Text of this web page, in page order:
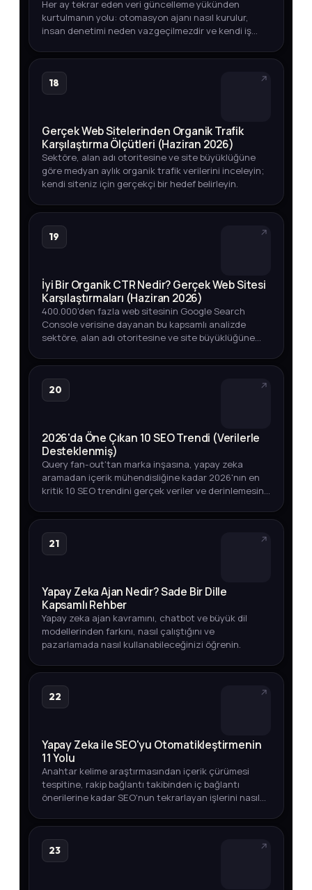
Her ay tekrar eden veri güncelleme yükünden
kurtulmanın yolu: otomasyon ajanı nasıl kurulur,
insan denetimi neden vazgeçilmezdir ve kendi iş
18
Gerçek Web Sitelerinden Organik Trafik
Karşılaştırma Ölçütleri (Haziran 2026)
Sektöre, alan adı otoritesine ve site büyüklüğüne
göre medyan aylık organik trafik verilerini inceleyin;
kendi siteniz için gerçekçi bir hedef belirleyin.
19
İyi Bir Organik CTR Nedir? Gerçek Web Sitesi
Karşılaştırmaları (Haziran 2026)
400.000'den fazla web sitesinin Google Search
Console verisine dayanan bu kapsamlı analizde
sektöre, alan adı otoritesine ve site büyüklüğüne
keşfedin.
20
2026'da Öne Çıkan 10 SEO Trendi (Verilerle
Desteklenmiş)
Query fan-out'tan marka inşasına, yapay zeka
aramadan içerik mühendisliğine kadar 2026'nın en
kritik 10 SEO trendini gerçek veriler ve derinlemesine
21
Yapay Zeka Ajan Nedir? Sade Bir Dille
Kapsamlı Rehber
Yapay zeka ajan kavramını, chatbot ve büyük dil
modellerinden farkını, nasıl çalıştığını ve
pazarlamada nasıl kullanabileceğinizi öğrenin.
22
Yapay Zeka ile SEO'yu Otomatikleştirmenin
11 Yolu
Anahtar kelime araştırmasından içerik çürümesi
tespitine, rakip bağlantı takibinden iç bağlantı
önerilerine kadar SEO'nun tekrarlayan işlerini nasıl
23